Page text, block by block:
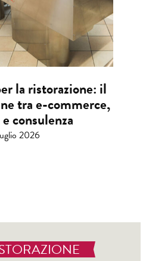
la ristorazione: il
tra e-commerce,
consulenza
2026